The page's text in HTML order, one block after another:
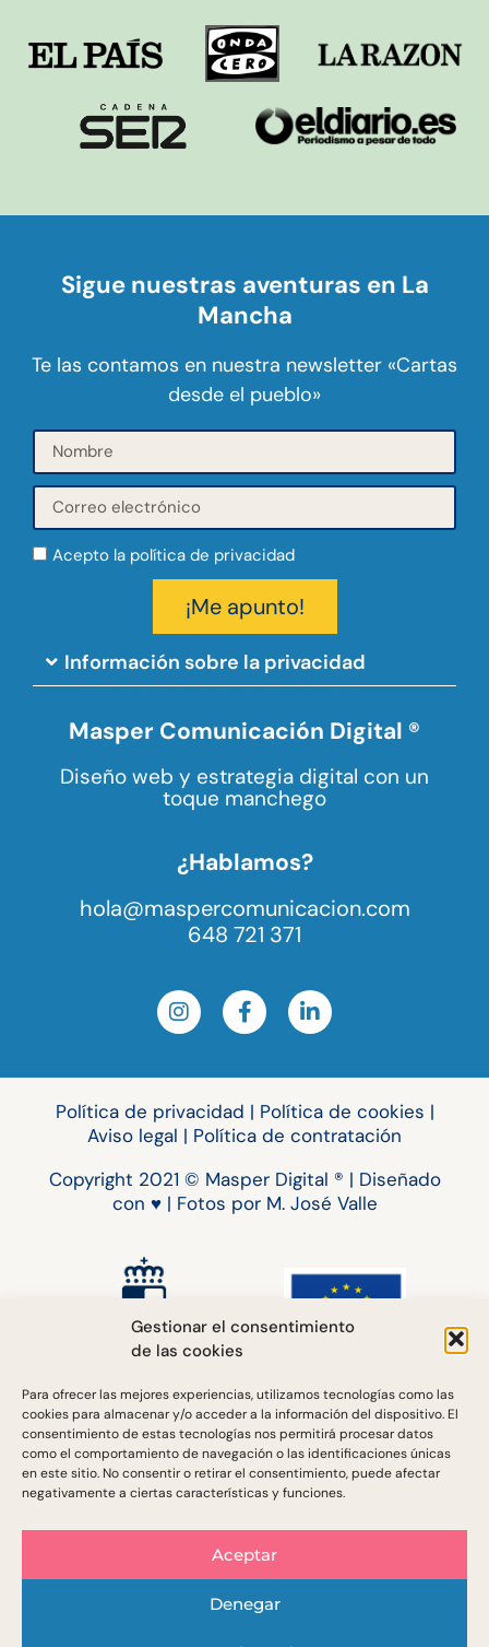
Gestionar el consentimiento
de las cookies
Para ofrecer las mejores experiencias, utilizamos tecnologías como las
cookies para almacenar y/o acceder a la información del dispositivo. El
consentimiento de estas tecnologías nos permitirá procesar datos
como el comportamiento de navegación o las identificaciones únicas
en este sitio. No consentir o retirar el consentimiento, puede afectar
negativamente a ciertas características y funciones.
Aceptar
Denegar
Masper Comunicación Digital ®
Diseño web y estrategia digital con un
toque manchego
¿Hablamos?
hola@maspercomunicacion.com
648 721 371
Sigue nuestras aventuras en La
Mancha
Te las contamos en nuestra newsletter «Cartas
desde el pueblo»
Acepto la política de privacidad
¡Me apunto!
Información sobre la privacidad
Política de privacidad | Política de cookies |
Aviso legal | Política de contratación
Copyright 2021 © Masper Digital ® | Diseñado
con ♥ | Fotos por M. José Valle
Masper Comunicación Digital ® cuenta con la financiación
de:
– El Programa de Retorno del Talento de Castilla-La
Mancha (2020): Línea 2. Subvenciones para el inicio de la
actividad emprendedora, otorgadas por la Consejería de
de las personas trabajadoras autónomas y del familiar
colaborador afectadas por el Covid-19 (2021), otorgadas
por la Consejería de Economía, Empresas y Empleo de la